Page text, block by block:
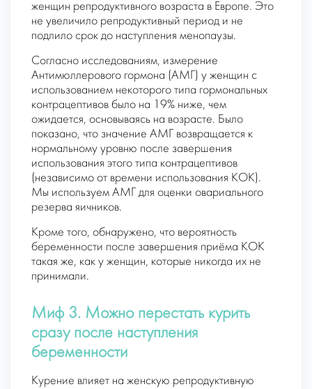
женщин репродуктивного возраста в Европе. Это
не увеличило репродуктивный период и не
подлило срок до наступления менопаузы.
Согласно исследованиям, измерение
Антимюллерового гормона (АМГ) у женщин с
использованием некоторого типа гормональных
контрацептивов было на 19% ниже, чем
ожидается, основываясь на возрасте. Было
показано, что значение AMГ возвращается к
нормальному уровню после завершения
использования этого типа контрацептивов
(независимо от времени использования КОК).
Мы используем АМГ для оценки овариального
резерва яичников.
Кроме того, обнаружено, что вероятность
беременности после завершения приёма КОК
такая же, как у женщин, которые никогда их не
принимали.
Миф 3. Можно перестать курить
сразу после наступления
беременности
Курение влияет на женскую репродуктивную